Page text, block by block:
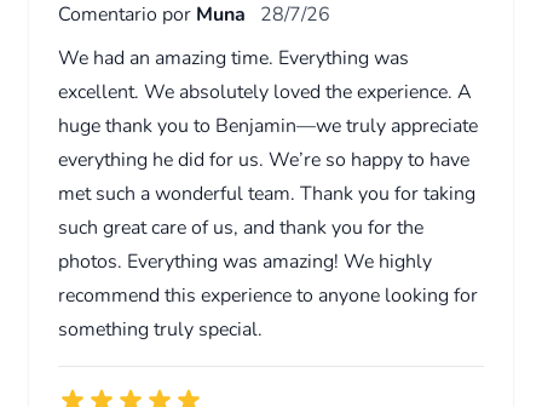
Comentario por Muna
28/7/26
We had an amazing time. Everything was
excellent. We absolutely loved the experience. A
huge thank you to Benjamin—we truly appreciate
everything he did for us. We’re so happy to have
met such a wonderful team. Thank you for taking
such great care of us, and thank you for the
photos. Everything was amazing! We highly
recommend this experience to anyone looking for
something truly special.